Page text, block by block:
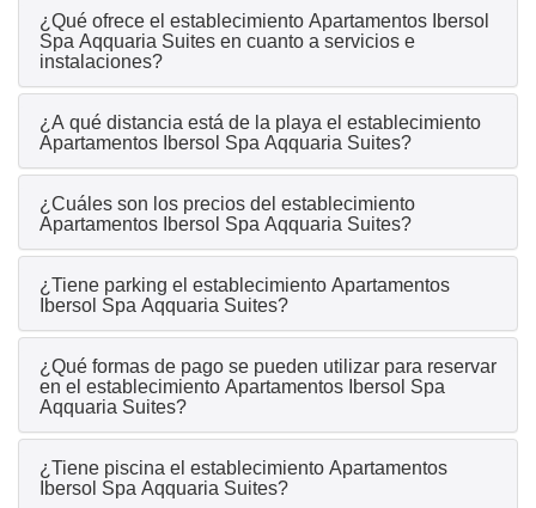
¿Qué ofrece el establecimiento Apartamentos Ibersol
Spa Aqquaria Suites en cuanto a servicios e
instalaciones?
¿A qué distancia está de la playa el establecimiento
Apartamentos Ibersol Spa Aqquaria Suites?
¿Cuáles son los precios del establecimiento
Apartamentos Ibersol Spa Aqquaria Suites?
¿Tiene parking el establecimiento Apartamentos
Ibersol Spa Aqquaria Suites?
¿Qué formas de pago se pueden utilizar para reservar
en el establecimiento Apartamentos Ibersol Spa
Aqquaria Suites?
¿Tiene piscina el establecimiento Apartamentos
Ibersol Spa Aqquaria Suites?